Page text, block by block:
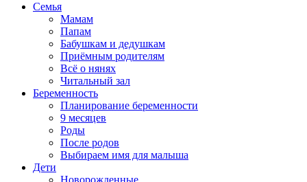
Семья
Мамам
Папам
Бабушкам и дедушкам
Приёмным родителям
Всё о нянях
Читальный зал
Беременность
Планирование беременности
9 месяцев
Роды
После родов
Выбираем имя для малыша
Дети
Новорожденные